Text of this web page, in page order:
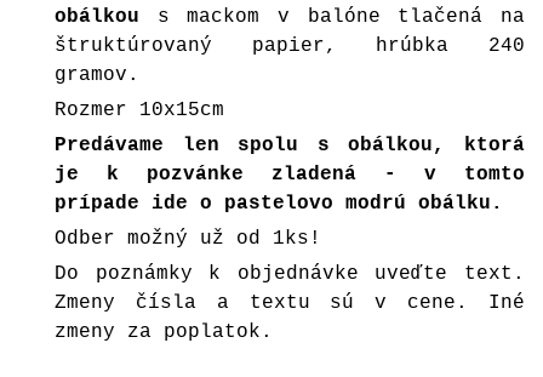
obálkou s mackom v balóne tlačená na
štruktúrovaný papier, hrúbka 240
gramov.
Rozmer 10x15cm
Predávame len spolu s obálkou, ktorá
je k pozvánke zladená - v tomto
prípade ide o pastelovo modrú obálku.
Odber možný už od 1ks!
Do poznámky k objednávke uveďte text.
Zmeny čísla a textu sú v cene. Iné
zmeny za poplatok.